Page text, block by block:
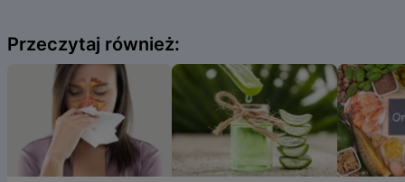
Przeczytaj również: